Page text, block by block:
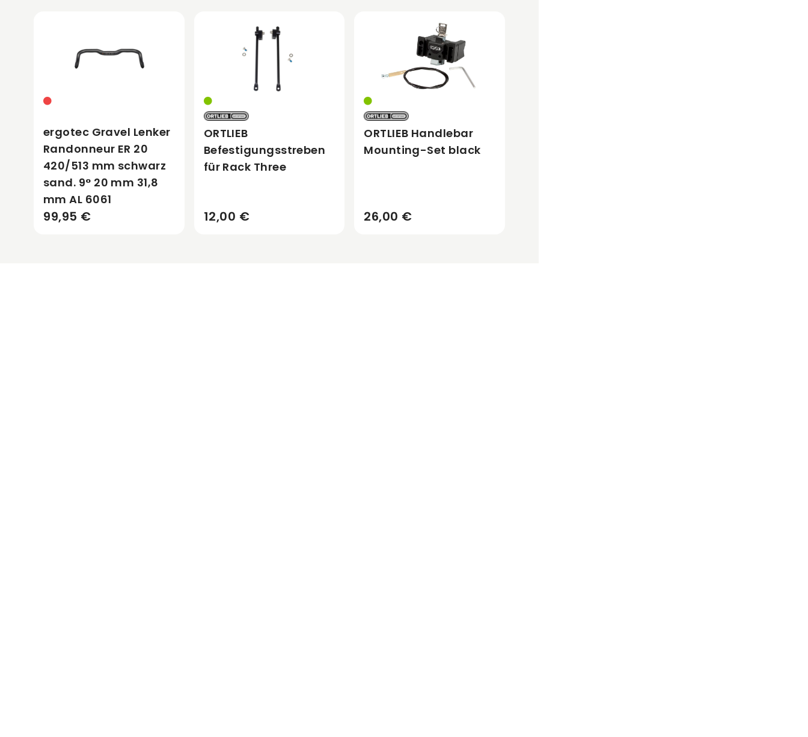
ergotec Gravel Lenker
Randonneur ER 20
420/513 mm schwarz
sand. 9° 20 mm 31,8
mm AL 6061
99,95 €
ORTLIEB
Befestigungsstreben
für Rack Three
12,00 €
ORTLIEB Handlebar
Mounting-Set black
26,00 €